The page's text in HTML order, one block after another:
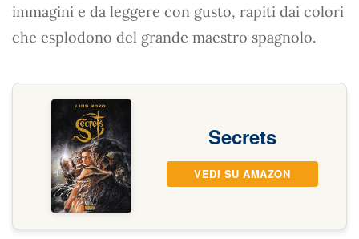
immagini e da leggere con gusto, rapiti dai colori
che esplodono del grande maestro spagnolo.
Secrets
VEDI SU AMAZON